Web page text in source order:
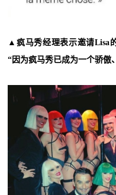
▲疯马秀经理表示邀请Lisa
“因为疯马秀已成为一个骄傲